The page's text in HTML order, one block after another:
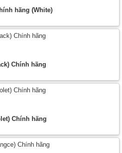
hãng (White)
Chính hãng
Chính hãng